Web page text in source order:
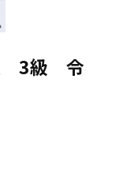
3級 令